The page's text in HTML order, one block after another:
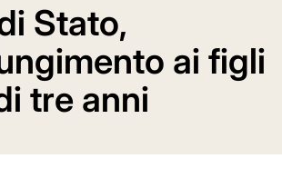
Stato,
ai figli
tre anni